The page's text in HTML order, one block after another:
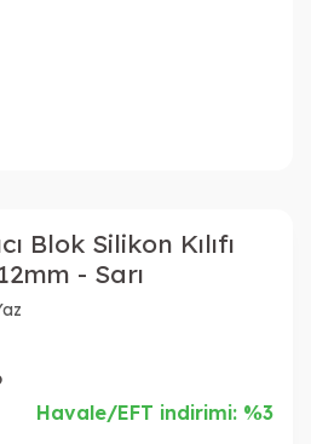
Blok Silikon Kılıfı
- Sarı
Havale/EFT indirimi: %3